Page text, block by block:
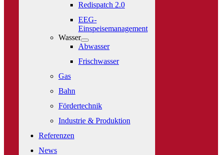
Redispatch 2.0
EEG-
Einspeisemanagement
Wasser
Abwasser
Frischwasser
Gas
Bahn
Fördertechnik
Industrie & Produktion
Referenzen
News